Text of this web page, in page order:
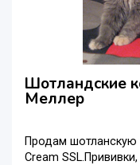
Шотландские
Меллер
Продам шотланскую
Cream